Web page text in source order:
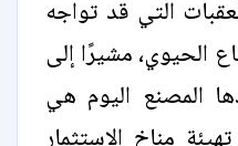
التي قد تواجه
الحيوي، مشيرًا إلى
المصنع اليوم هي